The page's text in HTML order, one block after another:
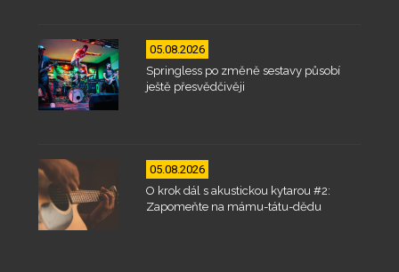
05.08.2026
Springless po změně sestavy působí
ještě přesvědčivěji
05.08.2026
O krok dál s akustickou kytarou #2:
Zapomeňte na mámu-tátu-dědu